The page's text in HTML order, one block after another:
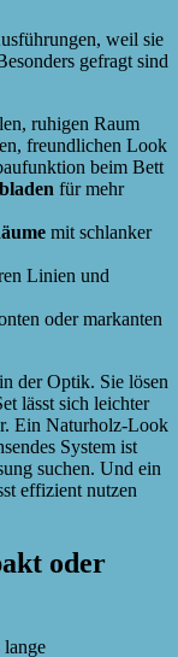
weil sie
gefragt sind
ruhigen Raum
freundlichen Look
beim Bett
für mehr
mit schlanker
Linien und
oder markanten
der Optik. Sie lösen
lässt sich leichter
Ein Naturholz-Look
System ist
suchen. Und ein
effizient nutzen
oder